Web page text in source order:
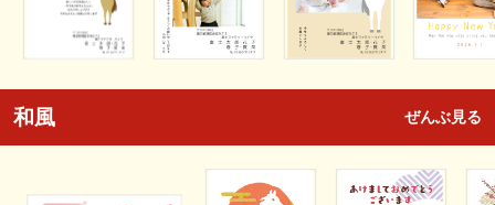
和風 ぜんぶ見る